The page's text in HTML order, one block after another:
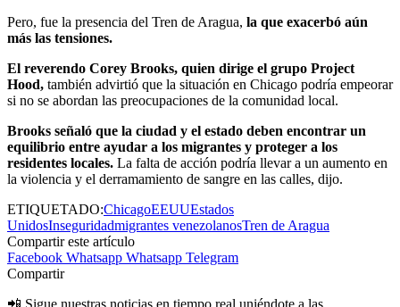
Pero, fue la presencia del Tren de Aragua, la que exacerbó aún
más las tensiones.
El reverendo Corey Brooks, quien dirige el grupo Project
Hood, también advirtió que la situación en Chicago podría empeorar
si no se abordan las preocupaciones de la comunidad local.
Brooks señaló que la ciudad y el estado deben encontrar un
equilibrio entre ayudar a los migrantes y proteger a los
residentes locales. La falta de acción podría llevar a un aumento en
la violencia y el derramamiento de sangre en las calles, dijo.
ETIQUETADO:ChicagoEEUUEstados
UnidosInseguridadmigrantes venezolanosTren de Aragua
Compartir este artículo
Facebook Whatsapp Whatsapp Telegram
Compartir
📲 Sigue nuestras noticias en tiempo real uniéndote a las